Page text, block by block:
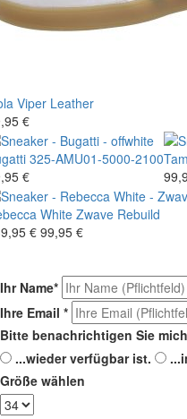
Viper Leather
€
325-AMU01-5000-2100
€
White Zwave Rebuild
€ 99,95 €
Ihr Name*
Ihre Email *
Bitte benachrichtigen Sie
...wieder verfügbar ist.
Größe wählen